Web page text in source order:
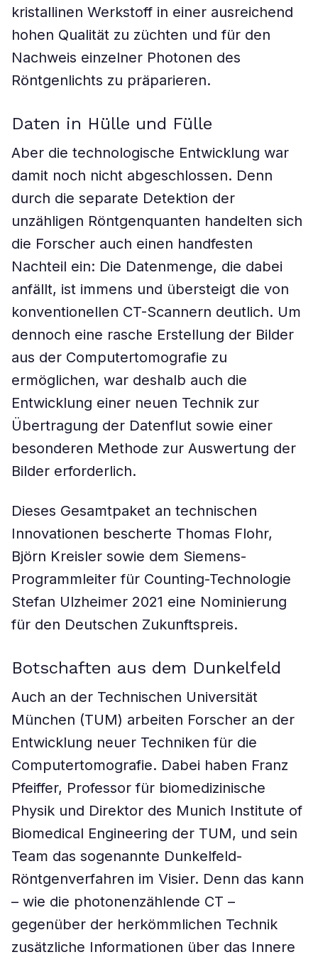
kristallinen Werkstoff in einer ausreichend
hohen Qualität zu züchten und für den
Nachweis einzelner Photonen des
Röntgenlichts zu präparieren.
Daten in Hülle und Fülle
Aber die technologische Entwicklung war
damit noch nicht abgeschlossen. Denn
durch die separate Detektion der
unzähligen Röntgenquanten handelten sich
die Forscher auch einen handfesten
Nachteil ein: Die Datenmenge, die dabei
anfällt, ist immens und übersteigt die von
konventionellen CT-Scannern deutlich. Um
dennoch eine rasche Erstellung der Bilder
aus der Computertomografie zu
ermöglichen, war deshalb auch die
Entwicklung einer neuen Technik zur
Übertragung der Datenflut sowie einer
besonderen Methode zur Auswertung der
Bilder erforderlich.
Dieses Gesamtpaket an technischen
Innovationen bescherte Thomas Flohr,
Björn Kreisler sowie dem Siemens-
Programmleiter für Counting-Technologie
Stefan Ulzheimer 2021 eine Nominierung
für den Deutschen Zukunftspreis.
Botschaften aus dem Dunkelfeld
Auch an der Technischen Universität
München (TUM) arbeiten Forscher an der
Entwicklung neuer Techniken für die
Computertomografie. Dabei haben Franz
Pfeiffer, Professor für biomedizinische
Physik und Direktor des Munich Institute of
Biomedical Engineering der TUM, und sein
Team das sogenannte Dunkelfeld-
Röntgenverfahren im Visier. Denn das kann
– wie die photonenzählende CT –
gegenüber der herkömmlichen Technik
zusätzliche Informationen über das Innere